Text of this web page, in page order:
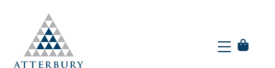
content
Menu